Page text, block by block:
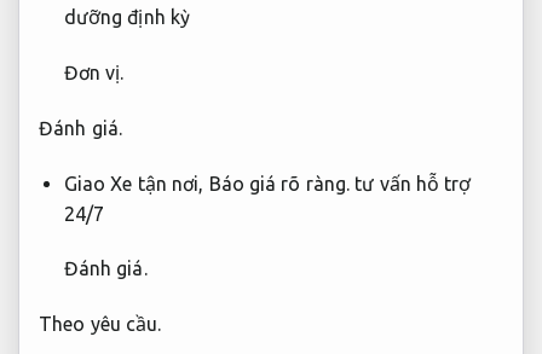
dưỡng định kỳ
Đơn vị.
Đánh giá.
Giao Xe tận nơi, Báo giá rõ ràng. tư vấn hỗ trợ
24/7
Đánh giá.
Theo yêu cầu.